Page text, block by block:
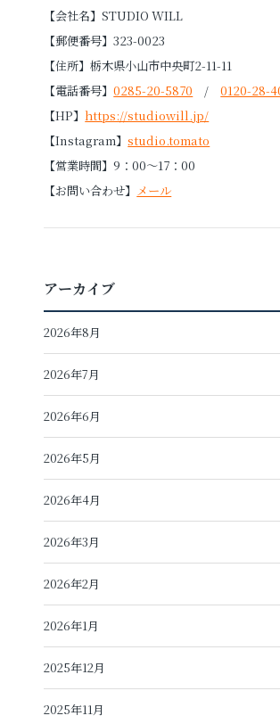
【会社名】STUDIO WILL
【郵便番号】323-0023
【住所】栃木県小山市中央町2-11-11
【電話番号】0285-20-5870 /0120-28-
【HP】https://studiowill.jp/
【Instagram】studio.tomato
【営業時間】9：00～17：00
【お問い合わせ】 メール
アーカイブ
2026年8月
2026年7月
2026年6月
2026年5月
2026年4月
2026年3月
2026年2月
2026年1月
2025年12月
2025年11月